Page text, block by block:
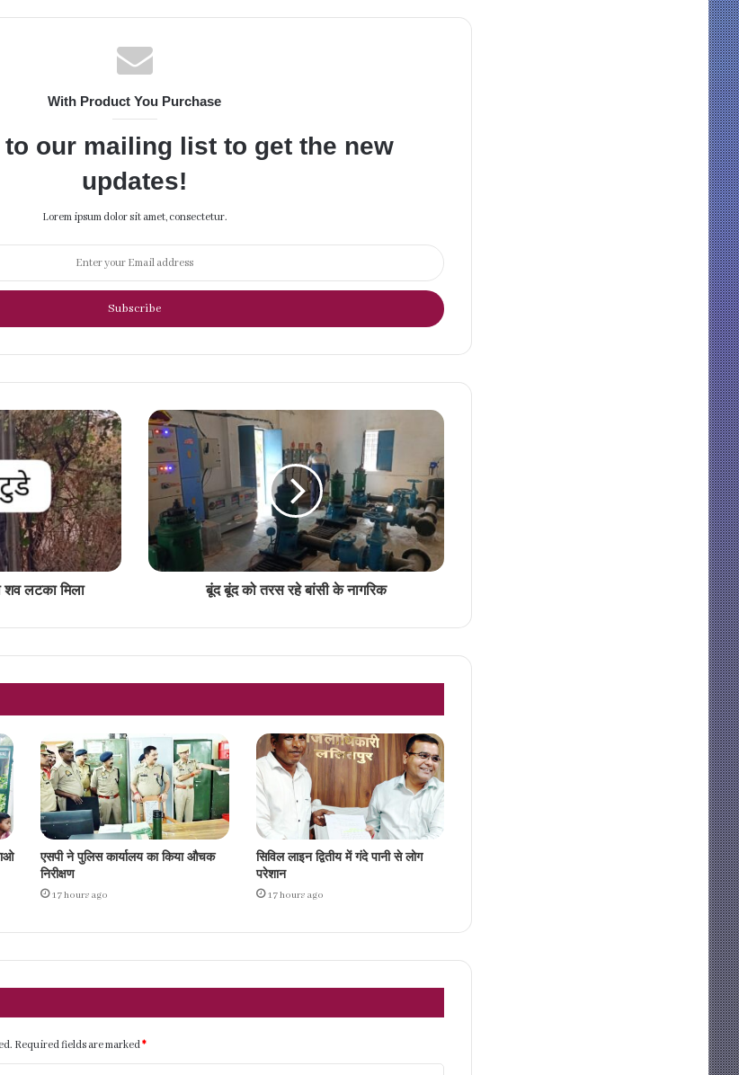
With Product You Purchase
our mailing list to get the new
updates!
Lorem ipsum dolor sit amet, consectetur.
शव लटका मिला बूंद बूंद को तरस रहे बांसी के नागरिक
एसपी ने पुलिस कार्यालय का किया औचक
निरीक्षण
17 hours ago
सिविल लाइन द्वितीय में गंदे पानी से लोग
परेशान
17 hours ago
Required fields are marked*